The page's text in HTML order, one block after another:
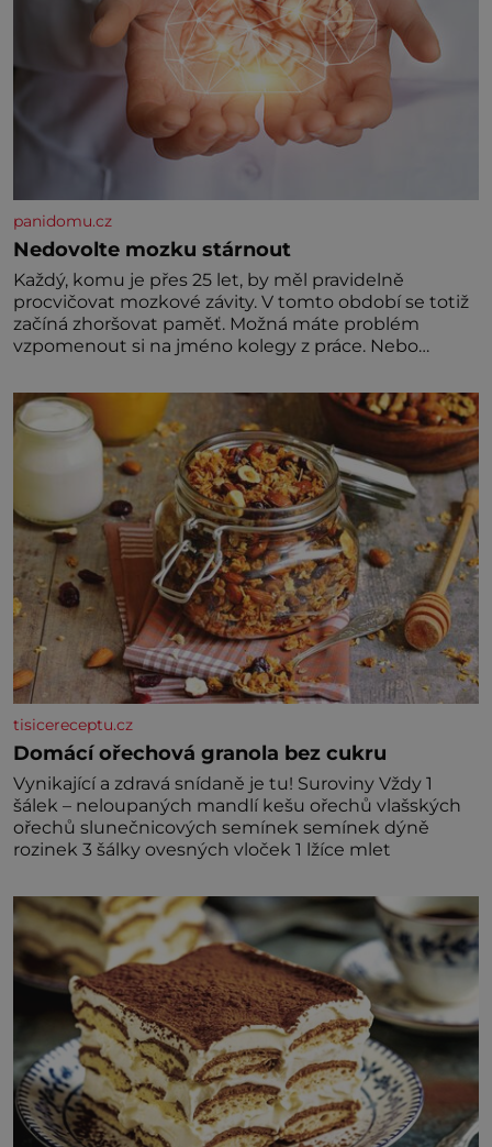
panidomu.cz
Nedovolte mozku stárnout
Každý, komu je přes 25 let, by měl pravidelně
procvičovat mozkové závity. V tomto období se totiž
začíná zhoršovat paměť. Možná máte problém
vzpomenout si na jméno kolegy z práce. Nebo
nedávno přečetli. Je to opravdu tak, s věkem jako
kdyby se paměť rozhodla stávkovat. Cvičte
tisicereceptu.cz
Domácí ořechová granola bez cukru
Vynikající a zdravá snídaně je tu! Suroviny Vždy 1
šálek – neloupaných mandlí kešu ořechů vlašských
ořechů slunečnicových semínek semínek dýně
rozinek 3 šálky ovesných vloček 1 lžíce mlet